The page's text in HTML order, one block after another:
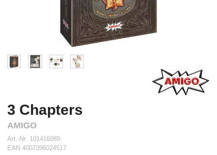
3 Chapters
AMIGO
Art.-Nr: 101416089
EAN 4007396024517